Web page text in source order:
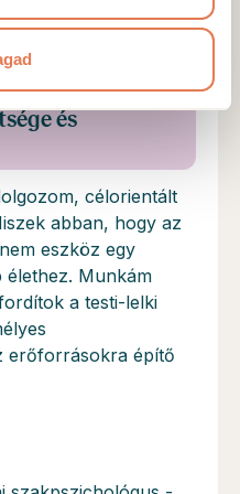
hanem az irányt
és
célorientált
abban, hogy az
eszköz egy
élethez. Munkám
a testi-lelki
erőforrásokra építő